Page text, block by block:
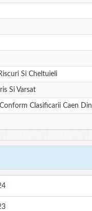
Si Cheltuieli
Si Varsat
Clasificarii Caen Din